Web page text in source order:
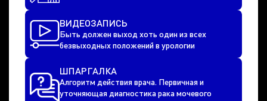
ВИДЕОЗАПИСЬ
Быть должен выход хоть один из всех
безвыходных положений в урологии
ШПАРГАЛКА
Алгоритм действия врача. Первичная и
уточняющая диагностика рака мочевого